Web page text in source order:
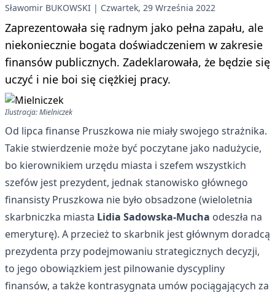
Sławomir BUKOWSKI Czwartek, 29 Września 2022
Zaprezentowała się radnym jako pełna zapału, ale
niekoniecznie bogata doświadczeniem w zakresie
finansów publicznych. Zadeklarowała, że będzie się
uczyć i nie boi się ciężkiej pracy.
Ilustracja: Mielniczek
Od lipca finanse Pruszkowa nie miały swojego strażnika.
Takie stwierdzenie może być poczytane jako nadużycie,
bo kierownikiem urzędu miasta i szefem wszystkich
szefów jest prezydent, jednak stanowisko głównego
finansisty Pruszkowa nie było obsadzone (wieloletnia
skarbniczka miasta Lidia Sadowska-Mucha odeszła na
emeryturę). A przecież to skarbnik jest głównym doradcą
prezydenta przy podejmowaniu strategicznych decyzji,
to jego obowiązkiem jest pilnowanie dyscypliny
finansów, a także kontrasygnata umów pociągających za